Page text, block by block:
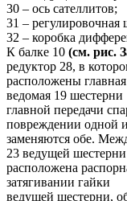
30 – ось сателлитов;
31 – регулировочная
32 – коробка
К балке 10 (см. рис.
редуктор 28, в
расположены
ведомая 19 шестерни
главной передачи
повреждении одной
заменяются обе.
23 ведущей шестерни
расположена
затягивании гайки
ведущей шестерни,